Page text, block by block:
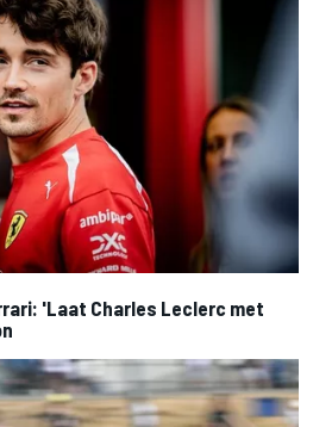
'Laat Charles Leclerc met